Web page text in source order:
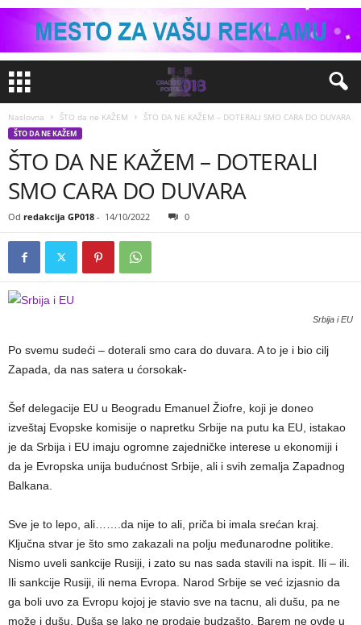
Naslovna ŠTO da ne KAŽEM ŠTO DA NE KAŽEM – DOTERALI SMO CARA DO DUVARA
ŠTO DA NE KAŽEM
ŠTO DA NE KAŽEM – DOTERALI
SMO CARA DO DUVARA
Od redakcija GP018 - 14/10/2022 0
Srbija i EU
Po svemu sudeći – doterali smo cara do duvara. A to je i bio cilj
Zapada, da nas satera u ćorsokak-
Šef delegacije EU u Beogradu Emanuel Žiofre, koji je doneo
izveštaj Evopske komisije o napretku Srbije na putu ka EU, istakao
je da Srbija i EU imaju ogromne zajedničke interese u ekonomiji i
da je Evropska unija budućnost Srbije, ali i svih zemalja Zapadnog
Balkana.
Sve je to lepo, ali…….da nije to ali, priča bi imala srećan kraj.
Ključna stvar je što smo zakazali na polju međunarodne politike.
Nismo uveli sankcije Rusiji, i zato su nas sada stavili na ispit. Ili – ili.
Ili sankcije Rusiji, ili nema Evropa. Narod Srbije se već izjasnio da
ga boli uvo za Evropu kojoj je stavio sve na tacnu, ali dušu, pa ne
može i dušu. Duša se lako ne prodaje budzašto. Barem ne ovde u